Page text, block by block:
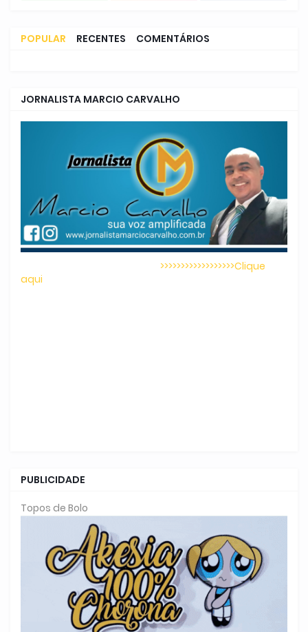
POPULAR RECENTES COMENTÁRIOS
JORNALISTA MARCIO CARVALHO
>>>>>>>>>>>>>>>>>>Clique
aqui
PUBLICIDADE
Topos de Bolo